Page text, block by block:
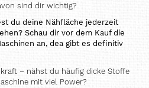
sind dir wichtig?
du deine Nähfläche jederzeit
Schau dir vor dem Kauf die
an, dea gibt es definitiv
– nähst du häufig dicke Stoffe
mit viel Power?